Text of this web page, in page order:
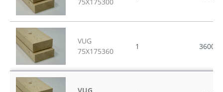
VUG
75X175360
1 3600